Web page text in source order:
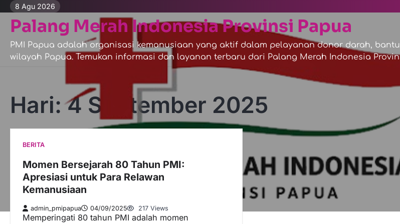
Skip
content
8 Agu 2026
Palang Merah Indonesia Provinsi Papua
PMI Papua adalah organisasi kemanusiaan yang aktif dalam pelayanan donor darah,
wilayah Papua. Temukan informasi dan layanan terbaru dari Palang Merah Indonesia
Hari:4 September 2025
BERITA
Momen Bersejarah 80 Tahun PMI:
Apresiasi untuk Para Relawan
Kemanusiaan
admin_pmipapua 04/09/2025 217 Views
Memperingati 80 tahun PMI adalah momen